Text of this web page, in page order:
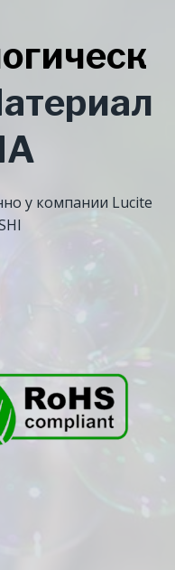
у компании Lucite